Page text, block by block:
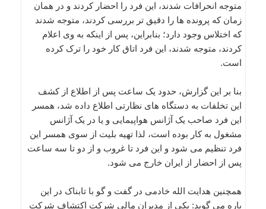
متوجه انحرافات شدند، این فرد را احضار کردند و در همان
زمان که پرونده ها را دقیق تر بررسی کردند، متوجه شدند
که اختلاس وجود دارد؛ بنابراین، پس از اینکه به وی اعلام
کردند، متوجه شدند، این فرد اتاق کار خود را ترک کرده
است.
بنا بر این گزارش، حدود یک ساعت پس از اطلاع از کشف
این تخلفات به دستگاه های نظارتی اطلاع داده شد، همسر
این فرد صاحب یک آژانس هواپیمایی و یا در یک آژانس
مشغول به کار بوده است، لذا تهیه بلیت از سوی همسر این
فرد تنظیم می شود و این فرد تا غروب و از دو تا سه ساعت
پس از احضار از ایران خارج می شود.
همچنین هدایت الله خادمی در گفت و گو با تابناک در این
باره می گوید: یکی از مدیران مالی شرکت اکتشاف شرکت